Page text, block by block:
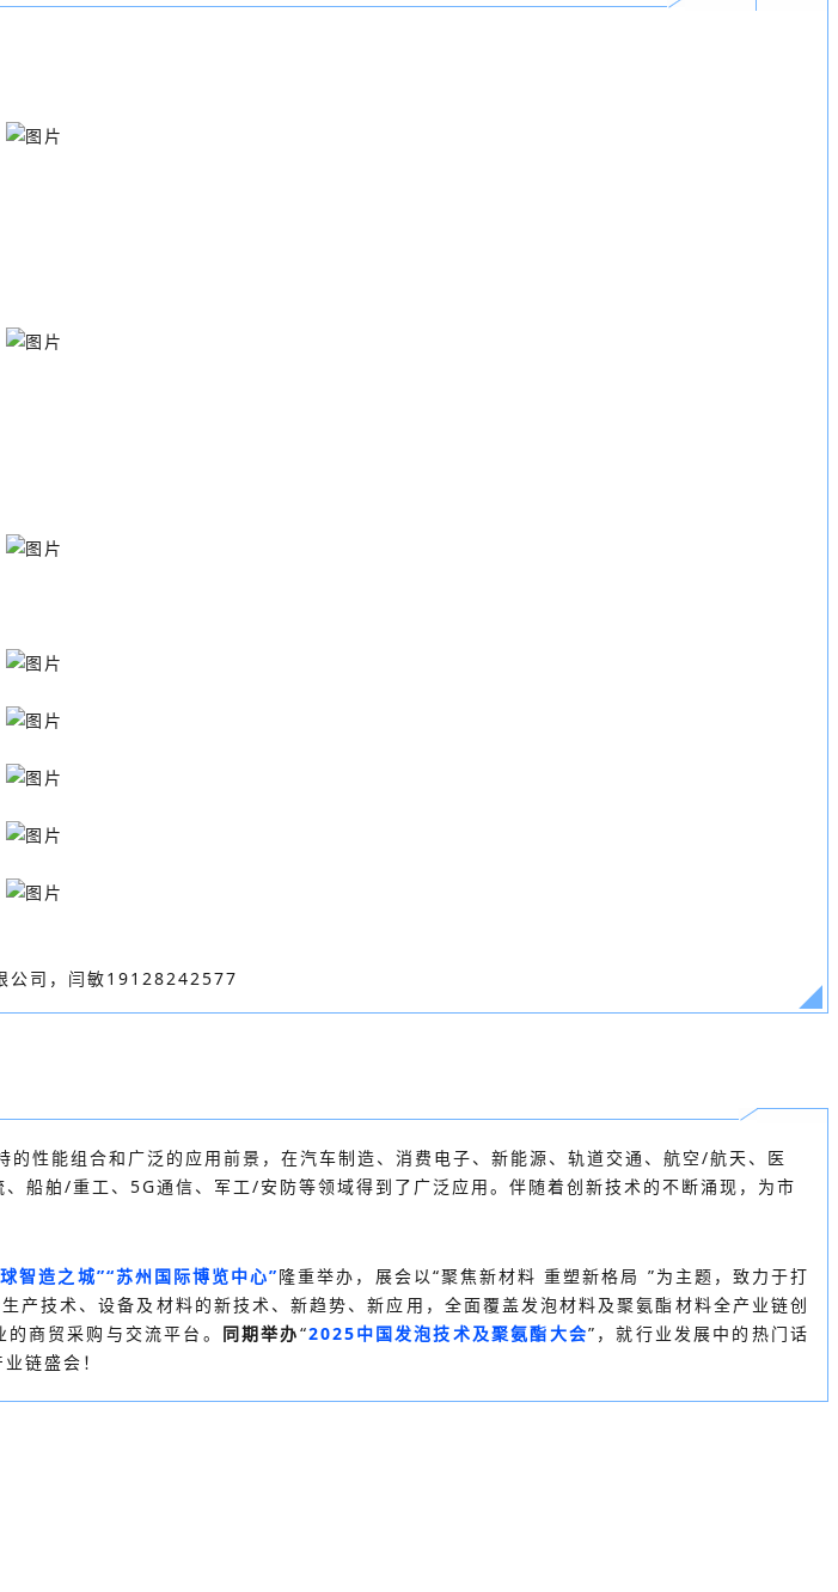
公司，闫敏19128242577
性能组合和广泛的应用前景，在汽车制造、消费电子、新能源、轨道交通、航空/航天、医
舶/重工、5G通信、军工/安防等领域得到了广泛应用。伴随着创新技术的不断涌现，为市
智造之城”“苏州国际博览中心”隆重举办， 展会以“聚焦新材料 重塑新格局 ”为主题，致力于打
技术、设备及材料的新技术、新趋势、新应用，全面覆盖发泡材料及聚氨酯材料全产业链创
商贸采购与交流平台。 同期举办“2025中国发泡技术及聚氨酯大会”，就行业发展中的热门话
链盛会！